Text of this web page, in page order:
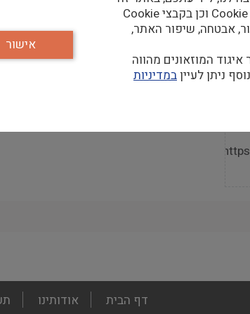
footer
דף הבית אודותינו
נעשה שימוש בקבצי Cookie וכן בקבצי Cookie
אבטחה, שיפור האתר,
המוזאונים מהווה
ניתן לעייןבמדיניות
אישור